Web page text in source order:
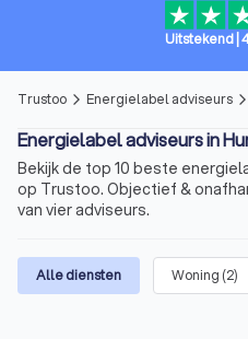
Uitstekend|
Trustoo arrow_forward_ios Energielabel adviseurs arrow_forward_ios
Energielabel adviseurs in
Bekijk de top 10 beste
op Trustoo. Objectief &
van vier adviseurs.
Alle diensten Woning (2)